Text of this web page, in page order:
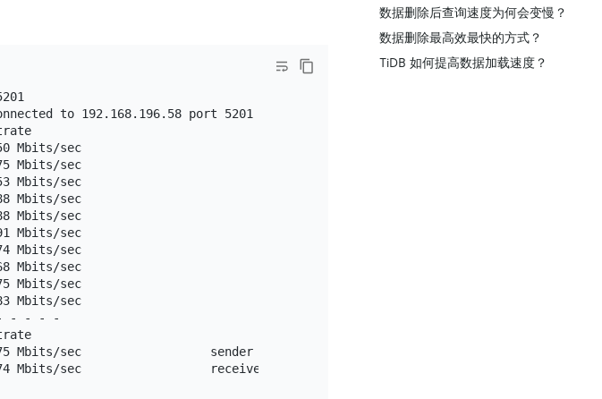
to 192.168.196.58 port 5201
Mbits/sec
Mbits/sec
Mbits/sec
Mbits/sec
Mbits/sec
Mbits/sec
Mbits/sec
Mbits/sec
Mbits/sec
Mbits/sec
- - - -
Mbits/sec                  sender
Mbits/sec                  receiver
数据删除后查询速度为何会变慢？
数据删除最高效最快的方式？
TiDB 如何提高数据加载速度？